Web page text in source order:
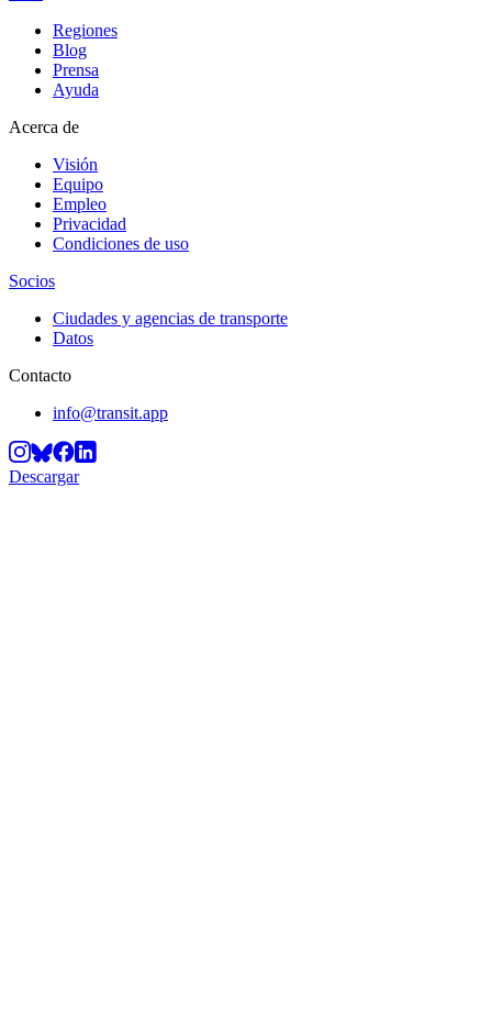
Regiones
Blog
Prensa
Ayuda
Acerca de
Visión
Equipo
Empleo
Privacidad
Condiciones de uso
Socios
Ciudades y agencias de transporte
Datos
Contacto
info@transit.app
Descargar